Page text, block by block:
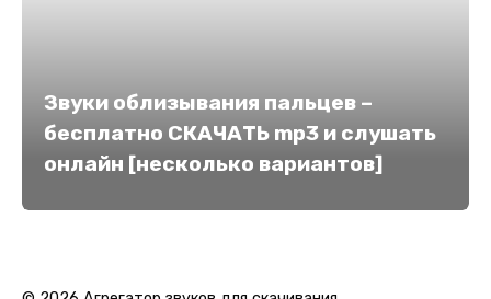
Звуки облизывания пальцев –
бесплатно СКАЧАТЬ mp3 и слушать
онлайн [несколько вариантов]